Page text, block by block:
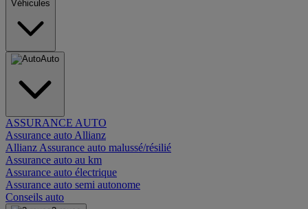
Véhicules
Auto
ASSURANCE AUTO
Assurance auto Allianz
Allianz Assurance auto malussé/résilié
Assurance auto au km
Assurance auto électrique
Assurance auto semi autonome
Conseils auto